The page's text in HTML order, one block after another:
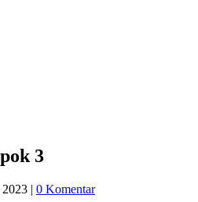
3
2023 | 0 Komentar